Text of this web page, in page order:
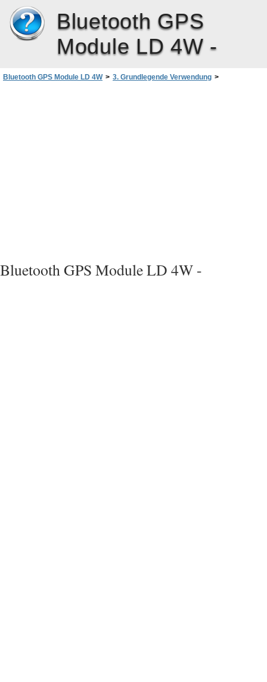
Bluetooth GPS
Module LD 4W -
Bluetooth GPS Module LD 4W > 3. Grundlegende Verwendung >
Bluetooth GPS Module LD 4W -